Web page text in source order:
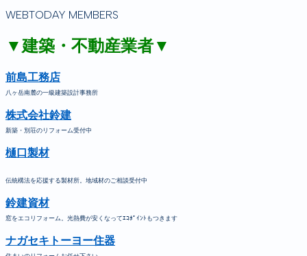
WEBTODAY MEMBERS
▼建築・不動産業者▼
前島工務店
八ヶ岳南麓の一級建築設計事務所
株式会社鈴建
新築・別荘のリフォーム受付中
樋口製材
伝統構法を応援する製材所。地域材のご相談受付中
鈴建資材
窓をエコリフォーム。光熱費が安くなってｴｺﾎﾟｲﾝﾄもつきます
ナガセキトーヨー住器